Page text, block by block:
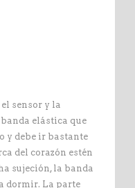
sensor y la
elástica que
y debe ir bastante
del corazón estén
sujeción, la banda
dormir. La parte